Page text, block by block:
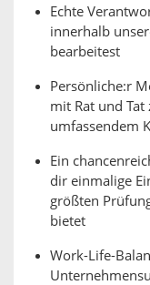
Echte
innerhalb
bearbeitest
Persönliche:r
mit Rat und
umfassendem
Ein
dir einmalige
größten
bietet
Work-Life-